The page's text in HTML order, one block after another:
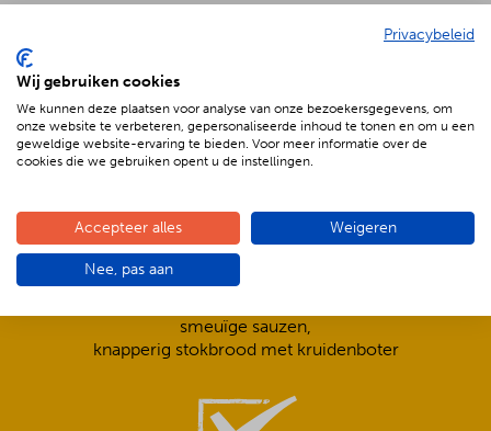
De voordelen van BBQenzo.nl
Compleet is ook écht compleet!
smeuïge sauzen,
knapperig stokbrood met kruidenboter
Privacybeleid
Wij gebruiken cookies
We kunnen deze plaatsen voor analyse van onze bezoekersgegevens, om
onze website te verbeteren, gepersonaliseerde inhoud te tonen en om u een
geweldige website-ervaring te bieden. Voor meer informatie over de
cookies die we gebruiken opent u de instellingen.
Accepteer alles Weigeren
Nee, pas aan